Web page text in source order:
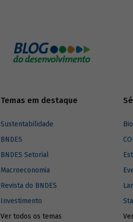
e evolutivo. No caso do
desenvolvimento
antemão, os efeitos
compõem o
Temas em destaque
Sustentabilidade
BNDES
BNDES Setorial
Macroeconomia
Revista do BNDES
Investimento
Ver todos os temas